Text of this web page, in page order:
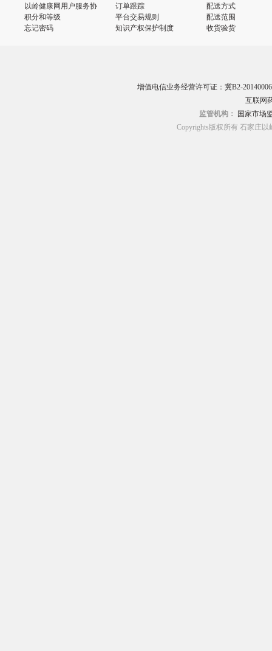
以岭健康网用户服务协
议
积分和等级
忘记密码
订单跟踪
平台交易规则
知识产权保护制度
配送方式
配送范围
收货验货
增值电信业务经营许可证：冀B2-20140006
互联网
监管机构：
国家市场
Copyrights版权所有 石家庄